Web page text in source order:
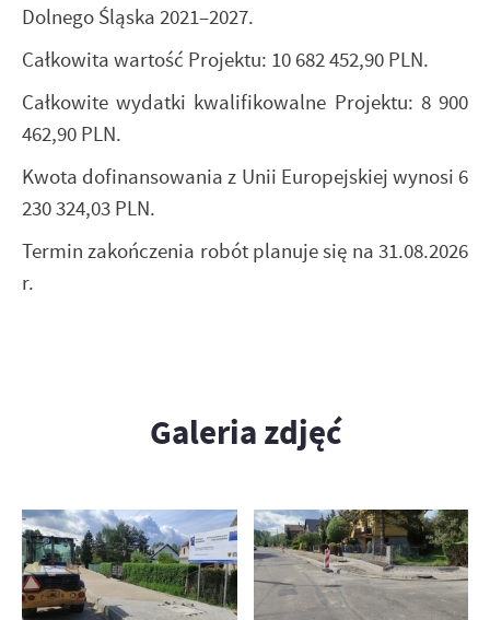
Dolnego Śląska 2021–2027.
Całkowita wartość Projektu: 10 682 452,90 PLN.
Całkowite wydatki kwalifikowalne Projektu: 8 900
462,90 PLN.
Kwota dofinansowania z Unii Europejskiej wynosi 6
230 324,03 PLN.
Termin zakończenia robót planuje się na 31.08.2026
r.
Galeria zdjęć